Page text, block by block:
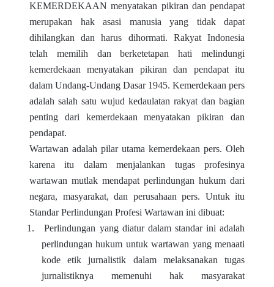
KEMERDEKAAN menyatakan pikiran dan pendapat
merupakan hak asasi manusia yang tidak dapat
dihilangkan dan harus dihormati. Rakyat Indonesia
telah memilih dan berketetapan hati melindungi
kemerdekaan menyatakan pikiran dan pendapat itu
dalam Undang-Undang Dasar 1945. Kemerdekaan pers
adalah salah satu wujud kedaulatan rakyat dan bagian
penting dari kemerdekaan menyatakan pikiran dan
pendapat.
Wartawan adalah pilar utama kemerdekaan pers. Oleh
karena itu dalam menjalankan tugas profesinya
wartawan mutlak mendapat perlindungan hukum dari
negara, masyarakat, dan perusahaan pers. Untuk itu
Standar Perlindungan Profesi Wartawan ini dibuat:
1.
Perlindungan yang diatur dalam standar ini adalah
perlindungan hukum untuk wartawan yang menaati
kode etik jurnalistik dalam melaksanakan tugas
jurnalistiknya memenuhi hak masyarakat